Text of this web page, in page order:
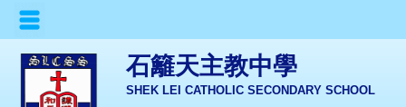
石籬天主教中學
SHEK LEI CATHOLIC SECONDARY SCHOOL